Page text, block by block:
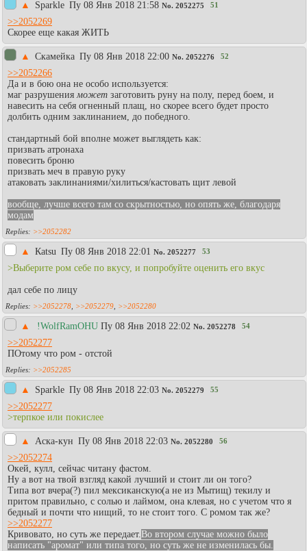
▲ Sparkle Пy 08 Янв 2018 21:58 No. 2052275 51
>>2052269
Скорее еще какая ЖИТЬ
▲ Скамейка Пy 08 Янв 2018 22:00 No. 2052276 52
>>2052266
Да и в бою она не особо используется:
маг разрушения может заготовить руну на полу, перед боем, и
навесить на себя огненный плащ, но скорее всего будет просто
долбить одним заклинанием, до победного.
стандартный бой вполне может выглядеть как:
призвать атронаха
повесить броню
призвать меч в правую руку
атаковать заклинаниями/хилиться/кастовать щит левой
вообще, лучше всего там со скрытностью, но опять же, благодаря
модам
>>2052282
▲ Каtsu Пy 08 Янв 2018 22:01 No. 2052277 53
>Выберите ром себе по вкусу, и попробуйте оценить его вкус
дал себе по лицу
>>2052278 >>2052279 >>2052280
▲ !WolfRamOHU Пy 08 Янв 2018 22:02 No. 2052278 54
>>2052277
ПОтому что ром - отстой
>>2052285
▲ Sparkle Пy 08 Янв 2018 22:03 No. 2052279 55
>>2052277
>терпкое или покислее
▲ Аска-кун Пy 08 Янв 2018 22:03 No. 2052280 56
>>2052274
Окей, кулл, сейчас читану фастом.
Ну а вот на твой взгляд какой лучший и стоит ли он того?
Типа вот вчера(?) пил мексиканскую(а не из Мытищ) текилу и
притом правильно, с солью и лаймом, она клевая, но с учетом что я
бедный и почти что нищий, то не стоит того. С ромом так же?
>>2052277
Кривовато, но суть же передает. Во втором случае можно было
написать "аромат" или типа того, но суть же не изменилась бы.